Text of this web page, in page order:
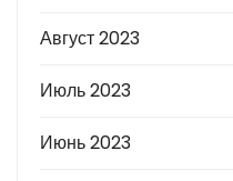
Август 2023
Июль 2023
Июнь 2023